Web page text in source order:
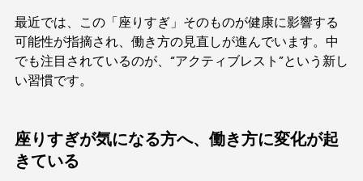
最近では、この「座りすぎ」そのものが健康に影響する
可能性が指摘され、働き方の見直しが進んでいます。中
でも注目されているのが、“アクティブレスト”という新し
い習慣です。
座りすぎが気になる方へ、働き方に変化が起
きている